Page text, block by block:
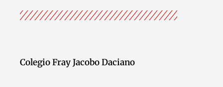
Colegio Fray Jacobo Daciano